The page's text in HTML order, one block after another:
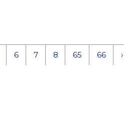
6 7 8 65 66 ›